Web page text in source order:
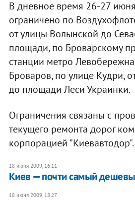
В дневное время 26-27
ограничено по
от улицы Волынской до
площади, по Броварскому
станции метро
Броваров, по улице Кудри,
до площади Леси Украинки.
Ограничения связаны с
текущего ремонта дорог
корпорацией "Киевавтодор".
18 июня 2009, 16:11
Киев — почти самый
18 июня 2009, 18:27